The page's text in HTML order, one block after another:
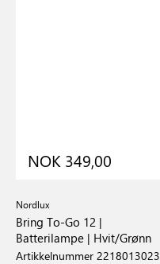
NOK 349,00
Nordlux
Bring To-Go 12 |
Batterilampe | Hvit/Grønn
Artikkelnummer 2218013023